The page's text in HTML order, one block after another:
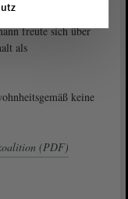
alle, die sich im Land
freute sich über
als
keine
(PDF)